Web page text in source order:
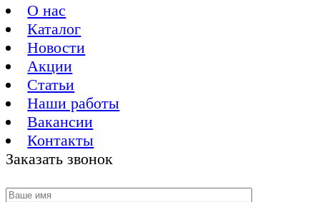
О нас
Каталог
Новости
Акции
Статьи
Наши работы
Вакансии
Контакты
Заказать звонок